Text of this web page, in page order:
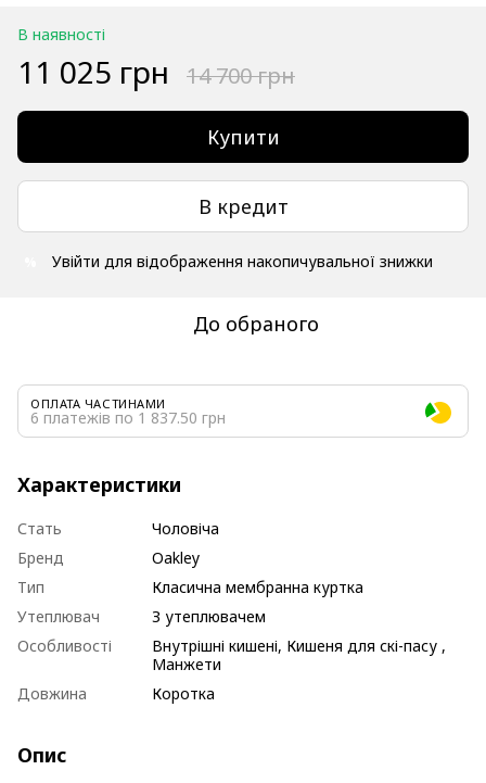
В наявності
11 025 грн 14 700 грн
Купити
В кредит
Увійти для відображення накопичувальної знижки
До обраного
ОПЛАТА ЧАСТИНАМИ
6 платежів по 1 837.50 грн
Характеристики
Стать
Чоловіча
Бренд
Oakley
Тип
Класична мембранна куртка
Утеплювач
З утеплювачем
Особливості
Внутрішні кишені, Кишеня для скі-пасу ,
Манжети
Довжина
Коротка
Опис